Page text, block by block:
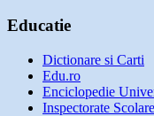
Educatie
Dictionare si Carti
Edu.ro
Enciclopedie
Inspectorate